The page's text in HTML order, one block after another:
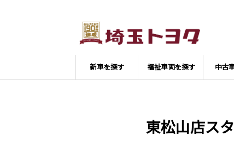
新車を探す 福祉車両を探す 中古
東松山店ス